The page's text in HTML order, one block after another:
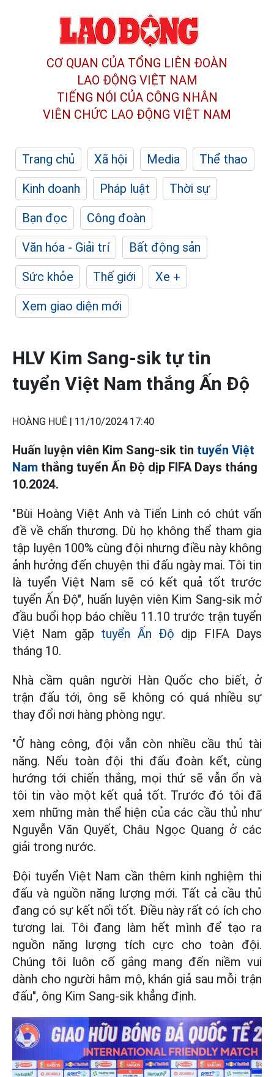
CƠ QUAN CỦA TỔNG LIÊN ĐOÀN
LAO ĐỘNG VIỆT NAM
TIẾNG NÓI CỦA CÔNG NHÂN
VIÊN CHỨC LAO ĐỘNG VIỆT NAM
Trang chủ Xã hội Media
Thể thao
Kinh doanh
Pháp luật
Thời sự
Bạn đọc
Công đoàn
Văn hóa - Giải trí
Bất động sản
Sức khỏe
Thế giới
Xe +
Xem giao diện mới
HLV Kim Sang-sik tự tin
tuyển Việt Nam thắng Ấn Độ
HOÀNG HUÊ | 11/10/2024 17:40
Huấn luyện viên Kim Sang-sik tin tuyển Việt
Nam thắng tuyển Ấn Độ dịp FIFA Days tháng
10.2024.
"Bùi Hoàng Việt Anh và Tiến Linh có chút vấn
đề về chấn thương. Dù họ không thể tham gia
tập luyện 100% cùng đội nhưng điều này không
ảnh hưởng đến chuyện thi đấu ngày mai. Tôi tin
là tuyển Việt Nam sẽ có kết quả tốt trước
tuyển Ấn Độ", huấn luyện viên Kim Sang-sik mở
đầu buổi họp báo chiều 11.10 trước trận tuyển
Việt Nam gặp tuyển Ấn Độ dịp FIFA Days
tháng 10.
Nhà cầm quân người Hàn Quốc cho biết, ở
trận đấu tới, ông sẽ không có quá nhiều sự
thay đổi nơi hàng phòng ngự.
"Ở hàng công, đội vẫn còn nhiều cầu thủ tài
năng. Nếu toàn đội thi đấu đoàn kết, cùng
hướng tới chiến thắng, mọi thứ sẽ vẫn ổn và
tôi tin vào một kết quả tốt. Trước đó tôi đã
xem những màn thể hiện của các cầu thủ như
Nguyễn Văn Quyết, Châu Ngọc Quang ở các
giải trong nước.
Đội tuyển Việt Nam cần thêm kinh nghiệm thi
đấu và nguồn năng lượng mới. Tất cả cầu thủ
đang có sự kết nối tốt. Điều này rất có ích cho
tương lai. Tôi đang làm hết mình để tạo ra
nguồn năng lượng tích cực cho toàn đội.
Chúng tôi luôn cố gắng mang đến niềm vui
dành cho người hâm mộ, khán giả sau mỗi trận
đấu", ông Kim Sang-sik khẳng định.